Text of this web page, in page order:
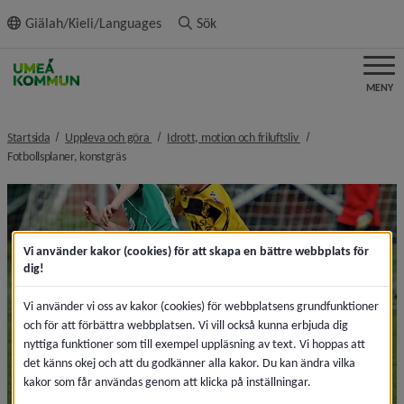
innehållet
Giälah/Kieli/Languages Sök
MENY
Startsida Uppleva och göra nivå i brödsmulenavigeringen
Idrott, motion och friluftsliv nivå i
Fotbollsplaner, konstgräsnivå i brödsmulenavigeringen
Vi använder kakor (cookies) för att skapa en bättre webbplats för
dig!
Vi använder vi oss av kakor (cookies) för webbplatsens grundfunktioner
och för att förbättra webbplatsen. Vi vill också kunna erbjuda dig
nyttiga funktioner som till exempel uppläsning av text. Vi hoppas att
det känns okej och att du godkänner alla kakor. Du kan ändra vilka
kakor som får användas genom att klicka på inställningar.